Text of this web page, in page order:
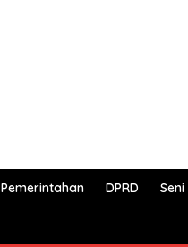
Pemerintahan DPRD